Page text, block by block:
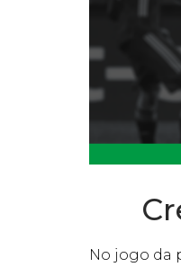
No jogo da